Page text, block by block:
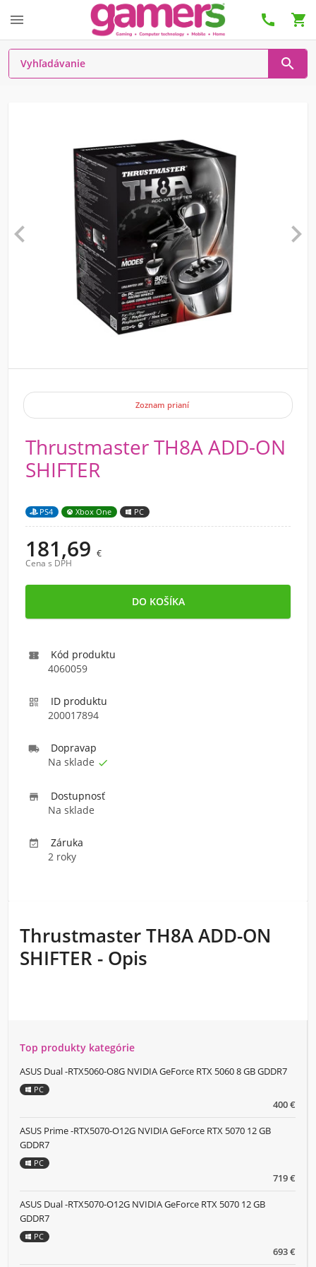
  

 
Zoznam prianí
Thrustmaster TH8A ADD-ON
SHIFTER
PS4 Xbox One PC
181,69 €
Cena s DPH

Kód produktu
4060059

ID produktu
200017894
 Dopravap
Na sklade 

Dostupnosť
Na sklade

Záruka
2 roky
Thrustmaster TH8A ADD-ON
SHIFTER - Opis
Top produkty kategórie
400 €
ASUS Dual -RTX5060-O8G NVIDIA GeForce RTX 5060 8 GB GDDR7
PC
719 €
ASUS Prime -RTX5070-O12G NVIDIA GeForce RTX 5070 12 GB
GDDR7
PC
693 €
ASUS Dual -RTX5070-O12G NVIDIA GeForce RTX 5070 12 GB
GDDR7
PC